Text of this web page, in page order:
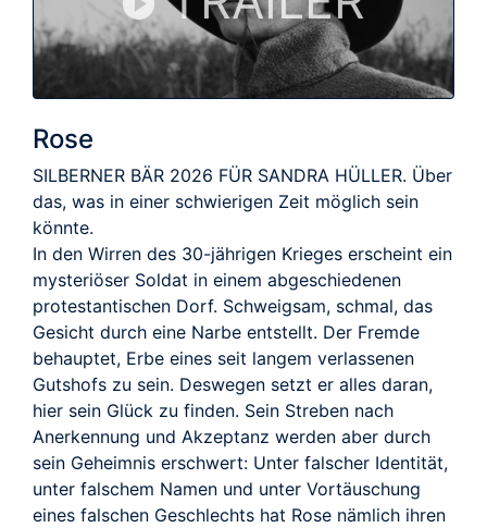
Rose
SILBERNER BÄR 2026 FÜR SANDRA HÜLLER. Über
das, was in einer schwierigen Zeit möglich sein
könnte.
In den Wirren des 30-jährigen Krieges erscheint ein
mysteriöser Soldat in einem abgeschiedenen
protestantischen Dorf. Schweigsam, schmal, das
Gesicht durch eine Narbe entstellt. Der Fremde
behauptet, Erbe eines seit langem verlassenen
Gutshofs zu sein. Deswegen setzt er alles daran,
hier sein Glück zu finden. Sein Streben nach
Anerkennung und Akzeptanz werden aber durch
sein Geheimnis erschwert: Unter falscher Identität,
unter falschem Namen und unter Vortäuschung
eines falschen Geschlechts hat Rose nämlich ihren